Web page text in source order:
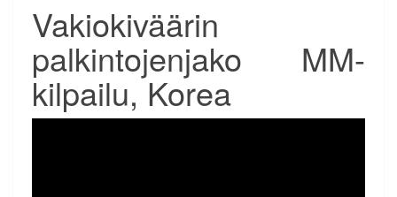
Vakiokiväärin
palkintojenjako MM-
kilpailu, Korea